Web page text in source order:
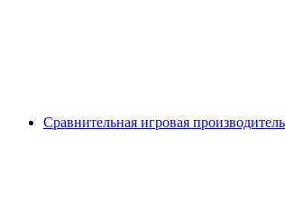
Сравнительная игровая